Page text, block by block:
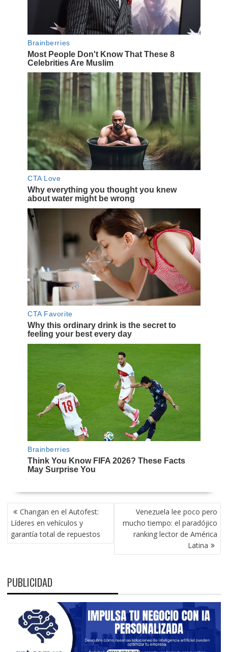
NAVEGACIÓN
DE
ENTRADAS
Changan en el Autofest:
Líderes en vehículos y
garantía total de repuestos
Venezuela lee poco pero
mucho tiempo: el paradójico
ranking lector de América
Latina
PUBLICIDAD